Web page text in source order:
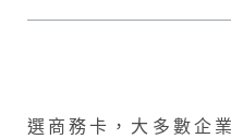
選商務卡，大多數企